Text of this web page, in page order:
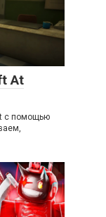
At
с помощью